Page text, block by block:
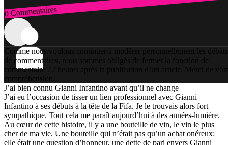
0 Commentaires
Connexion
Comme nous voulons continuer à modérer personnellement les débats
de commentaires, nous sommes obligés de fermer la fonction de
commentaire 72 heures après la publication d’un article. Merci de
compréhension!
J’ai bien connu Gianni Infantino avant qu’il ne change
J’ai eu l’occasion de tisser un lien professionnel avec Gianni
Infantino à ses débuts à la tête de la Fifa. Je le trouvais alors fort
sympathique. Tout cela me paraît aujourd’hui à des années-lumière.
Au cœur de cette histoire, il y a une bouteille de vin, le vin le plus
cher de ma vie. Une bouteille qui n’était pas qu’un achat onéreux:
elle était une question d’honneur, une dette de pari envers Gianni